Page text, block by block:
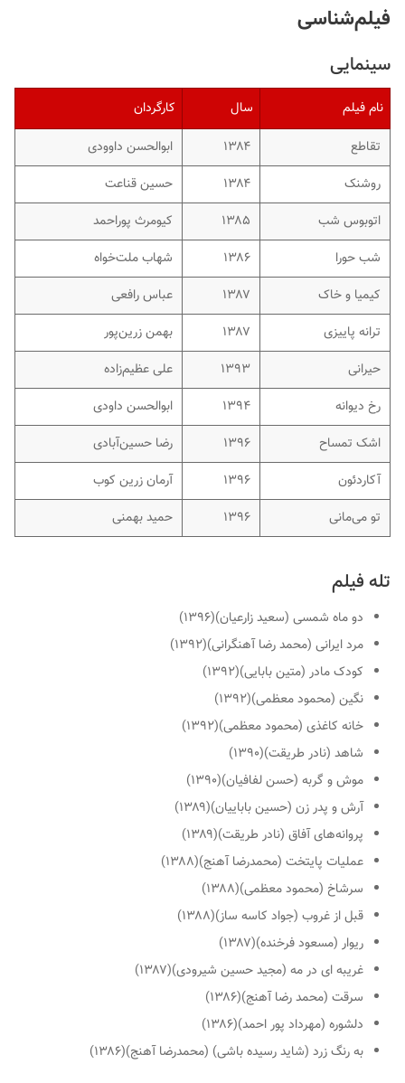
فیلم‌شناسی
سینمایی
نام فیلم سال
کارگردان
تقاطع
۱۳۸۴
ابوالحسن داوودی
روشنک
۱۳۸۴
حسین قناعت
اتوبوس شب
۱۳۸۵
کیومرث پوراحمد
شب حورا
۱۳۸۶
شهاب ملت‌خواه
کیمیا و خاک
۱۳۸۷
عباس رافعی
ترانه پاییزی
۱۳۸۷
بهمن زرین‌پور
حیرانی
۱۳۹۳
علی عظیم‌زاده
رخ دیوانه
۱۳۹۴
ابوالحسن داودی
اشک تمساح
۱۳۹۶
رضا حسین‌آبادی
آکاردئون
۱۳۹۶
آرمان زرین کوب
تو می‌مانی
۱۳۹۶ حمید بهمنی
تله فیلم
دو ماه شمسی (سعید زارعیان)(۱۳۹۶)
مرد ایرانی (محمد رضا آهنگرانی)(۱۳۹۲)
کودک مادر (متین بابایی)(۱۳۹۲)
نگین (محمود معظمی)(۱۳۹۲)
خانه کاغذی (محمود معظمی)(۱۳۹۲)
شاهد (نادر طریقت)(۱۳۹۰)
موش و گربه (حسن لفافیان)(۱۳۹۰)
آرش و پدر زن (حسین باباییان)(۱۳۸۹)
پروانه‌های آفاق (نادر طریقت)(۱۳۸۹)
عملیات پایتخت (محمدرضا آهنج)(۱۳۸۸)
سرشاخ (محمود معظمی)(۱۳۸۸)
قبل از غروب (جواد کاسه ساز)(۱۳۸۸)
ریوار (مسعود فرخنده)(۱۳۸۷)
غریبه ای در مه (مجید حسین شیرودی)(۱۳۸۷)
سرقت (محمد رضا آهنج)(۱۳۸۶)
دلشوره (مهرداد پور احمد)(۱۳۸۶)
به رنگ زرد (شاید رسیده باشی) (محمدرضا آهنج)(۱۳۸۶)